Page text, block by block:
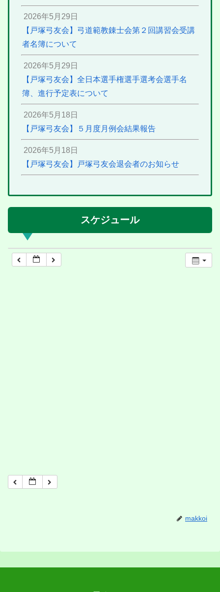
2026年5月29日
【戸塚弓友会】弓道範教錬士会第２回講習会受講
者名簿について
2026年5月29日
【戸塚弓友会】全日本選手権選手選考会選手名
簿、進行予定表について
2026年5月18日
【戸塚弓友会】５月度月例会結果報告
2026年5月18日
【戸塚弓友会】戸塚弓友会退会者のお知らせ
スケジュール
makkoi